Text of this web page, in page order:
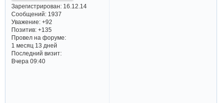
Зарегистрирован: 16.12.14
Сообщений:1937
Уважение: +92
Позитив: +135
Провел на форуме:
1 месяц 13 дней
Последний визит:
Вчера 09:40